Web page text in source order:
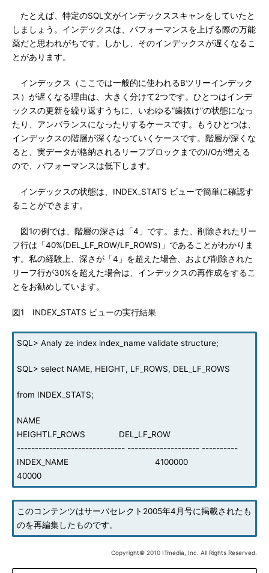
たとえば、特定のSQL文がインデックススキャンをしていたと
しましょう。インデックスは、パフォーマンスを上げる際の万能
薬だと思われがちです。しかし、そのインデックスが遅くなるこ
とがあります。
インデックス（ここでは一般的に使われるBツリーインデック
ス）が遅くなる理由は、大きく分けて2つです。ひとつはインデ
ックスの更新を繰り返すうちに、いわゆる“歯抜け”の状態になっ
たり、アンバランスになったりするケースです。もうひとつは、
インデックスの階層が深くなっていくケースです。階層が深くな
ると、実データが格納されるリーフブロックまでのI/Oが増える
ので、パフォーマンスは低下します。
インデックスの状態は、INDEX_STATS ビューで簡単に確認す
ることができます。
図1の例では、階層の深さは「4」です。また、削除されたリー
フ行は「40%(DEL_LF_ROW/LF_ROWS)」であることがわかりま
す。私の経験上、深さが「4」を超えた場合、および削除された
リーフ行が30%を超えた場合は、インデックスの再作成をするこ
とをお勧めしています。
図1 INDEX_STATS ビューの実行結果
SQL> Analy ze index index_name validate structure;
SQL> select NAME, HEIGHT, LF_ROWS, DEL_LF_ROWS
from INDEX_STATS;
NAME
HEIGHTLF_ROWS DEL_LF_ROW
------------------------------ -------------------- ----------
INDEX_NAME 4100000
40000
このコンテンツはサーバセレクト2005年4月号に掲載されたも
のを再編集したものです。
Copyright© 2010 ITmedia, Inc. All Rights Reserved.